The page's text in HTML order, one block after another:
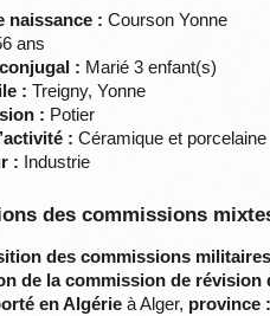
naissance : Courson Yonne
ans
: Marié 3 enfant(s)
: Treigny, Yonne
: Potier
: Céramique et porcelaine
: Industrie
des commissions
des commissions
de la commission de révision
en Algérie à Alger, province :